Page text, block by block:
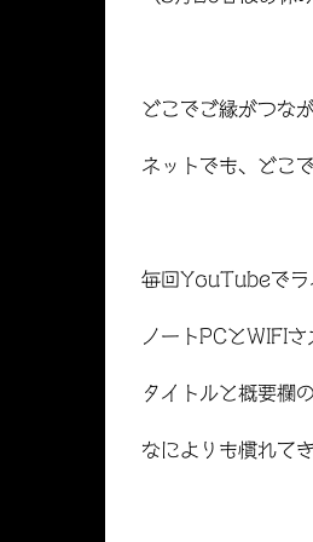
どこでご縁がつな
ネットでも、どこ
毎回YouTubeでラ
ノートPCとWIFI
タイトルと概要欄
なによりも慣れて